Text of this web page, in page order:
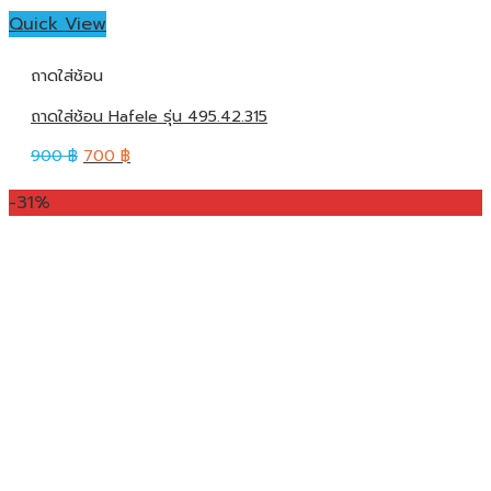
Quick View
ถาดใส่ช้อน
ถาดใส่ช้อน Hafele รุ่น 495.42.315
900฿ 700 ฿
-31%